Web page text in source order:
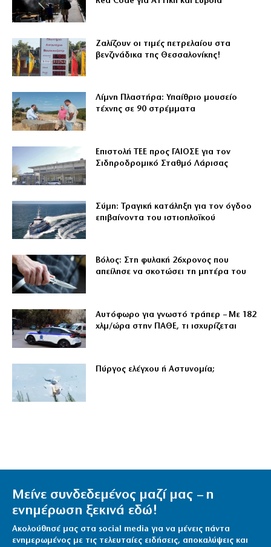
Ζαλίζουν οι τιμές πετρελαίου στα
βενζινάδικα της Θεσσαλονίκης!
Λίμνη Πλαστήρα: Υπαίθριο μουσείο
τέχνης σε 90 στρέμματα
Επιστολή ΤΕΕ προς ΓΑΙΟΣΕ για τον
Σιδηροδρομικό Σταθμό Λάρισας
Σύμη: Τραγική κατάληξη για τον όγδοο
επιβαίνοντα του ιστιοπλοϊκού
Βόλος: Στη φυλακή 26χρονος που
απείλησε να σκοτώσει τη μητέρα του
Αυτόφωρο για γνωστό τράπερ – Με 182
χλμ/ώρα στην ΠΑΘΕ, τι ισχυρίζεται
Πύργος ελέγχου ή Αστυνομία;
Μείνε συνδεδεμένος μαζί μας – η
ενημέρωση ξεκινά εδώ!
Ακολούθησέ μας στα social media για να μένεις πάντα
ενημερωμένος με τις τελευταίες ειδήσεις, αποκαλύψεις και